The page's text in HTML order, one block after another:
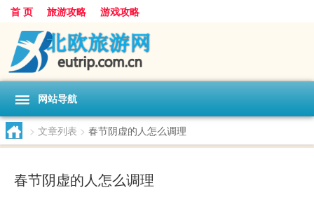
首 页 旅游攻略 游戏攻略
网站导航
> 文章列表 > 春节阴虚的人怎么调理
春节阴虚的人怎么调理